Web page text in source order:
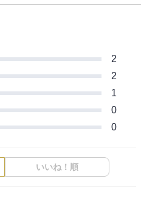
2
2
1
0
0
いいね！順